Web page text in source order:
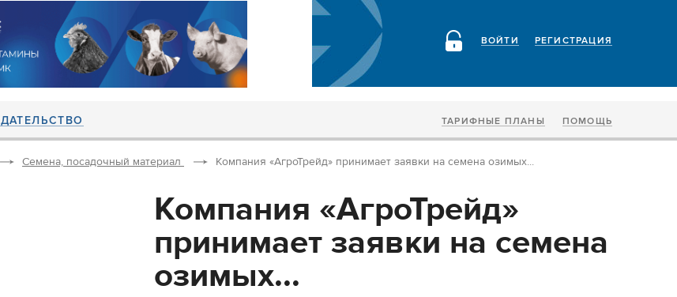
РЕГИСТРАЦИЯ
ВОЙТИ
ТАРИФНЫЕ ПЛАНЫ ПОМОЩЬ
Семена, посадочный материал Компания «АгроТрейд» принимает заявки на семена озимых...
Компания «АгроТрейд»
принимает заявки на семена
озимых...